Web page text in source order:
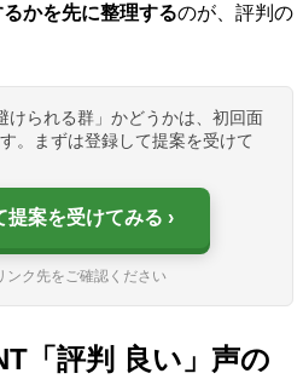
かを先に整理するのが、評判の
けられる群」かどうかは、初回面
。まずは登録して提案を受けて
提案を受けてみる
ンク先をご確認ください
「評判 良い」声の